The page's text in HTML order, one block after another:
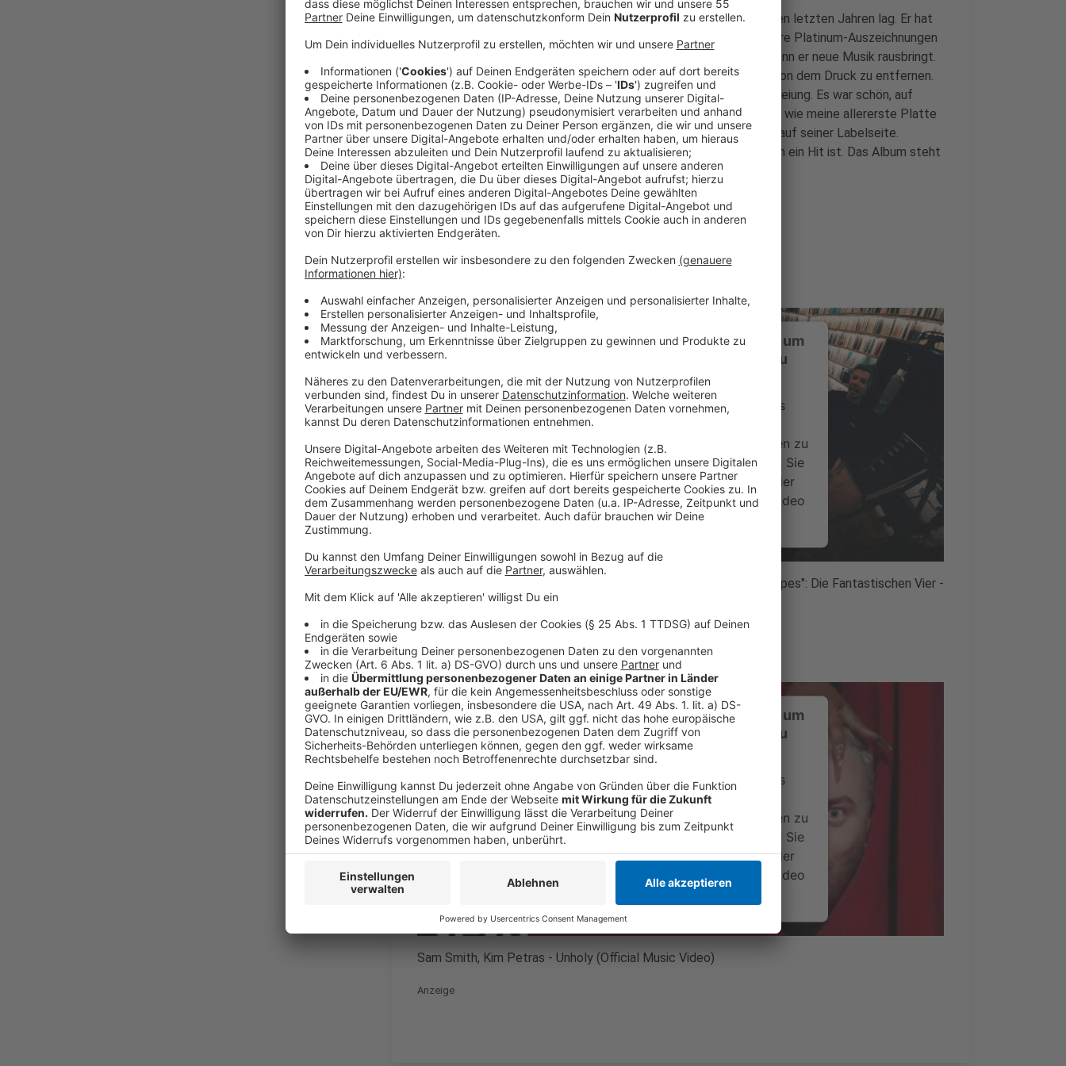
Man kann sich kaum vorstellen, wie viel Druck auf Sam Smith in den letzten Jahren lag. Er hat
Grammys und sogar einen Oscar abgeräumt. Dazu kommen mehrere Platinum-Auszeichnungen
für Plattenverkäufe. Entsprechend hoch sind die Erwartungen, wenn er neue Musik rausbringt.
Gefühlt war die Arbeit an "Gloria" für ihn jetzt ein Schritt um sich von dem Druck zu entfernen.
"Es fühlt sich an wie eine emotionale, sexuelle und spirituelle Befreiung. Es war schön, auf
diesem Album wieder frei zu singen. Seltsamerweise fühlt es sich wie meine allererste Platte
an. Und es fühlt sich wie ein Erwachsenwerden an.", schreibt Sam auf seiner Labelseite.
Paradebeispiel ist die wilde zweite Single "Unholy", die jetzt schon ein Hit ist. Das Album steht
dem in Nichts nach.
Anzeige
Anzeige
Wir benötigen Ihre Zustimmung, um
den YouTube Video-Service zu
laden!
Wir verwenden einen Service eines
Drittanbieters, um Videoinhalte
einzubetten. Dieser Service kann Daten zu
Ihren Aktivitäten sammeln. Bitte lesen Sie
die Details durch und stimmen Sie der
Nutzung des Service zu, um dieses Video
anzusehen.
Mehr Informationen
powered byUsercentrics Consent Management
Einer der re-recordeten Songs des Albums "The Liechtenstein Tapes": Die Fantastischen Vier -
Die Da (The Liechtenstein Tapes)
Wir benötigen Ihre Zustimmung, um
den YouTube Video-Service zu
laden!
Wir verwenden einen Service eines
Drittanbieters, um Videoinhalte
einzubetten. Dieser Service kann Daten zu
Ihren Aktivitäten sammeln. Bitte lesen Sie
die Details durch und stimmen Sie der
Nutzung des Service zu, um dieses Video
anzusehen.
Mehr Informationen
Akzeptieren
Sam Smith, Kim Petras - Unholy (Official Music Video)
Anzeige